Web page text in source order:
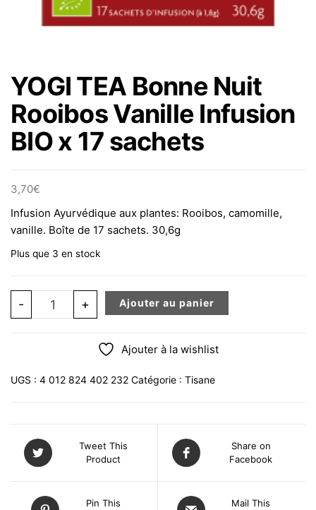
YOGI TEA Bonne Nuit
Rooibos Vanille Infusion
BIO x 17 sachets
3,70€
Infusion Ayurvédique aux plantes: Rooibos, camomille,
vanille. Boîte de 17 sachets. 30,6g
Plus que 3 en stock
- quantité de YOGI TEA Bonne Nuit Rooibos Vanille
+ Ajouter au panier
Ajouter à la wishlist
UGS : 4 012 824 402 232 Catégorie : Tisane
Tweet This
Product
Share on
Facebook
Pin This
Mail This